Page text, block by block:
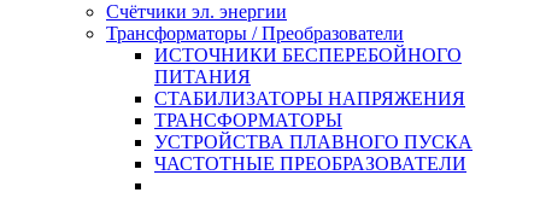
Счётчики эл. энергии
Трансформаторы / Преобразователи
ИСТОЧНИКИ БЕСПЕРЕБОЙНОГО
ПИТАНИЯ
СТАБИЛИЗАТОРЫ НАПРЯЖЕНИЯ
ТРАНСФОРМАТОРЫ
УСТРОЙСТВА ПЛАВНОГО ПУСКА
ЧАСТОТНЫЕ ПРЕОБРАЗОВАТЕЛИ